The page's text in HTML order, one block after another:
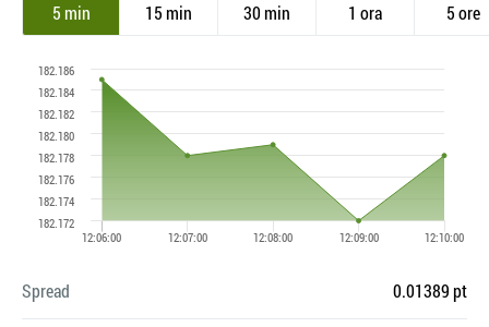
5 min 15 min 30 min 1 ora 5 ore
Spread 0.01389 pt